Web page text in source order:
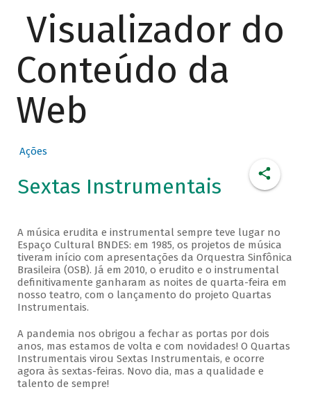
Visualizador do
Conteúdo da
Web
Ações
Sextas Instrumentais
A música erudita e instrumental sempre teve lugar no
Espaço Cultural BNDES: em 1985, os projetos de música
tiveram início com apresentações da Orquestra Sinfônica
Brasileira (OSB). Já em 2010, o erudito e o instrumental
definitivamente ganharam as noites de quarta-feira em
nosso teatro, com o lançamento do projeto Quartas
Instrumentais.
A pandemia nos obrigou a fechar as portas por dois
anos, mas estamos de volta e com novidades! O Quartas
Instrumentais virou Sextas Instrumentais, e ocorre
agora às sextas-feiras. Novo dia, mas a qualidade e
talento de sempre!